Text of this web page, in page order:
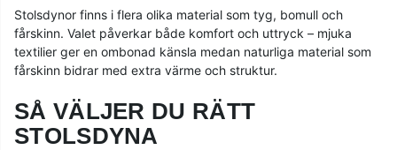
Stolsdynor finns i flera olika material som tyg, bomull och
fårskinn. Valet påverkar både komfort och uttryck – mjuka
textilier ger en ombonad känsla medan naturliga material som
fårskinn bidrar med extra värme och struktur.
SÅ VÄLJER DU RÄTT
STOLSDYNA